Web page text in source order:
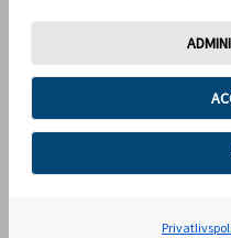
Anvendelsesvilkår
Cookiepolitik
Cookie-
patient eller data. © 2026